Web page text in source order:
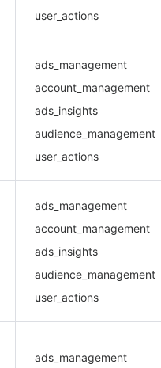
user_actions
ads_management
account_management
ads_insights
audience_management
user_actions
ads_management
account_management
ads_insights
audience_management
user_actions
ads_management